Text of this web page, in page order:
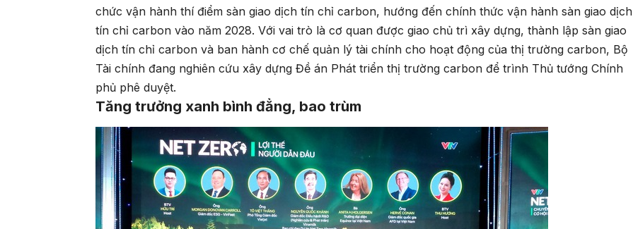
chức vận hành thí điểm sàn giao dịch tín chỉ carbon, hướng đến chính thức vận hành sàn giao dịch
tín chỉ carbon vào năm 2028. Với vai trò là cơ quan được giao chủ trì xây dựng, thành lập sàn giao
dịch tín chỉ carbon và ban hành cơ chế quản lý tài chính cho hoạt động của thị trường carbon, Bộ
Tài chính đang nghiên cứu xây dựng Đề án Phát triển thị trường carbon để trình Thủ tướng Chính
phủ phê duyệt.
Tăng trưởng xanh bình đẳng, bao trùm